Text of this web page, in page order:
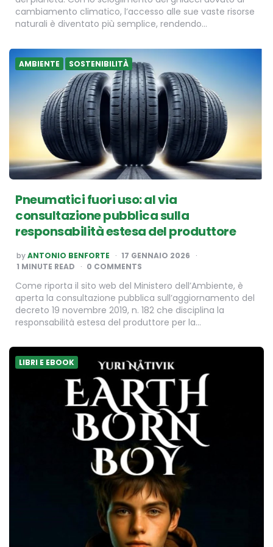
cambiamento climatico, l’accesso alle sue vaste risorse
naturali è diventato più semplice, rendendo…
AMBIENTE SOSTENIBILITÀ
Pneumatici fuori uso: al via
consultazione pubblica sulla
responsabilità estesa del produttore
POSTED
BY
byANTONIO BENFORTE
17 GENNAIO 2026
1 MINUTE READ 0 COMMENTS
Come riporta il sito web del Ministero dell’Ambiente, è
aperta la consultazione pubblica sull’aggiornamento del
decreto 19 novembre 2019, n. 182 che disciplina la
responsabilità estesa del produttore per la…
LIBRI E EBOOK